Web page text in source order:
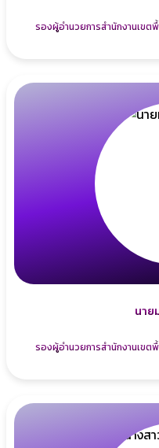
รองผู้อำนวยการสำนักงานเขต
นาย
รองผู้อำนวยการสำนักงานเขต